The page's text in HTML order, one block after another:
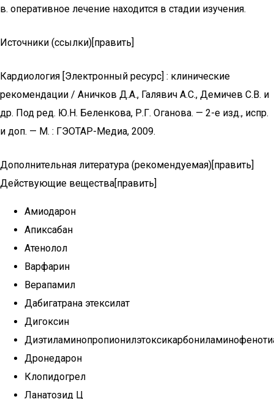
в. оперативное лечение находится в стадии изучения.
Источники (ссылки)[править]
Кардиология [Электронный ресурс] : клинические
рекомендации / Аничков Д.А., Галявич А.С., Демичев С.В. и
др. Под ред. Ю.Н. Беленкова, Р.Г. Оганова. — 2-е изд., испр.
и доп. — М. : ГЭОТАР-Медиа, 2009.
Дополнительная литература (рекомендуемая)[править]
Действующие вещества[править]
Амиодарон
Апиксабан
Атенолол
Варфарин
Верапамил
Дабигатрана этексилат
Дигоксин
Дронедарон
Клопидогрел
Ланатозид Ц